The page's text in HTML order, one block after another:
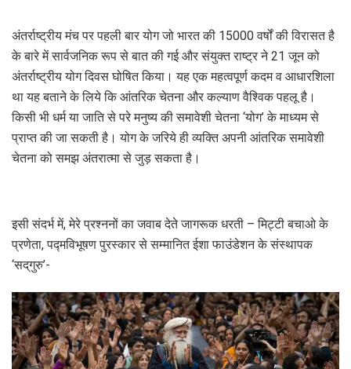
अंतर्राष्ट्रीय मंच पर पहली बार योग जो भारत की 15000 वर्षों की विरासत है
के बारे में सार्वजनिक रूप से बात की गई और संयुक्त राष्ट्र ने 21 जून को
अंतर्राष्ट्रीय योग दिवस घोषित किया। यह एक महत्वपूर्ण कदम व आधारशिला
था यह बताने के लिये कि आंतरिक चेतना और कल्याण वैश्विक पहलू है।
किसी भी धर्म या जाति से परे मनुष्य की समावेशी चेतना ‘योग’ के माध्यम से
प्राप्त की जा सकती है। योग के जरिये ही व्यक्ति अपनी आंतरिक समावेशी
चेतना को समझ अंतरात्मा से जुड़ सकता है।
इसी संदर्भ में, मेरे प्रश्ननों का जवाब देते जागरूक धरती – मिट्टी बचाओ के
प्रणेता, पद्मविभूषण पुरस्कार से सम्मानित ईशा फाउंडेशन के संस्थापक
‘सद्‌गुरु’-